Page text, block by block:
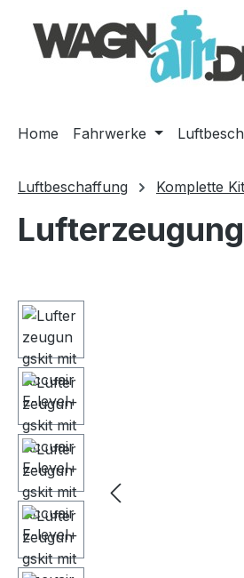
Hauptinhalt springen
Zur Suche springen
Zur Hauptnavigation springen
Home Fahrwerke
Luftbeschaffung Komplette
Bildergalerie überspringen